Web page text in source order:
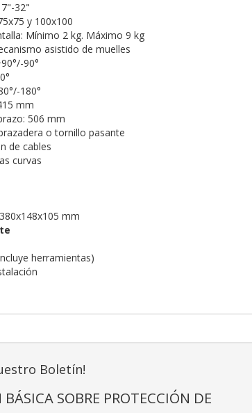
32"
y 100x100
Mínimo 2 kg. Máximo 9 kg
asistido de muelles
90°
180°
mm
506 mm
o tornillo pasante
de cables
curvas
mm
herramientas)
Boletín!
SOBRE PROTECCIÓN DE